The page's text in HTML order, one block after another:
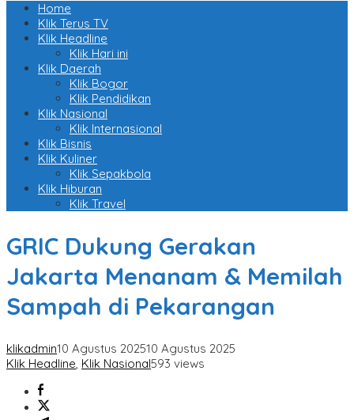
Home
Klik Terus TV
Klik Headline
Klik Hari ini
Klik Daerah
Klik Bogor
Klik Pendidikan
Klik Nasional
Klik Internasional
Klik Bisnis
Klik Kuliner
Klik Sepakbola
Klik Hiburan
Klik Travel
GRIC Dukung Gerakan
Jakarta Menanam & Memilah
Sampah di Pekarangan
klikadmin10 Agustus 202510 Agustus 2025
Klik Headline, Klik Nasional593 views